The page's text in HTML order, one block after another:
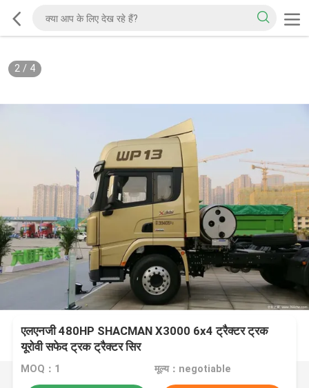
2/ 4
एलएनजी 480HP SHACMAN X3000 6x4 ट्रैक्टर ट्रक
यूरोवी सफेद ट्रक ट्रैक्टर सिर
MOQ：1 मूल्य：negotiable